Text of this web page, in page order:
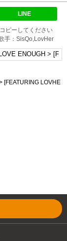
LINE
ピーしてください
手：SisQo,LovHer
[FEATURING LOVHE